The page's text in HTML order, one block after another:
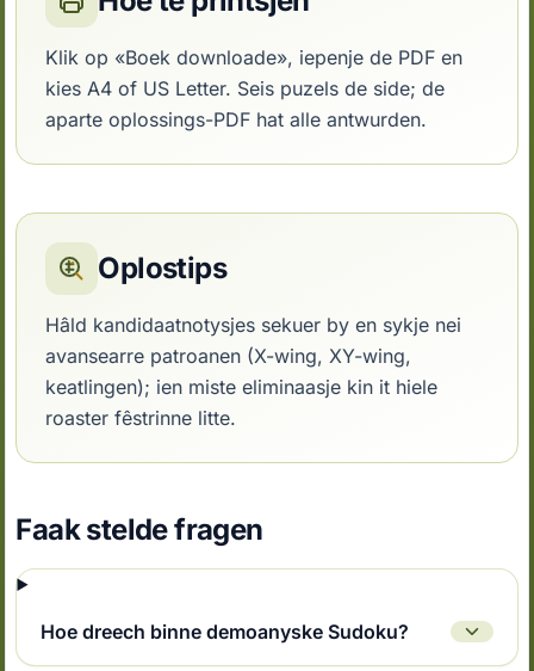
Klik op «Boek downloade», iepenje de PDF en
kies A4 of US Letter. Seis puzels de side; de
aparte oplossings-PDF hat alle antwurden.
Oplostips
Hâld kandidaatnotysjes sekuer by en sykje nei
avansearre patroanen (X-wing, XY-wing,
keatlingen); ien miste eliminaasje kin it hiele
roaster fêstrinne litte.
Faak stelde fragen
Hoe dreech binne demoanyske Sudoku?